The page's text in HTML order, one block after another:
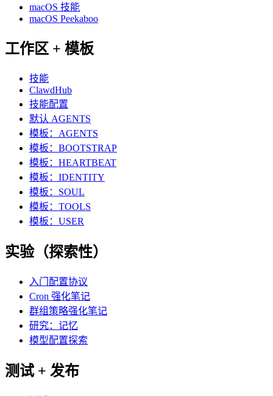
macOS 技能
macOS Peekaboo
工作区 + 模板
技能
ClawdHub
技能配置
默认 AGENTS
模板：AGENTS
模板：BOOTSTRAP
模板：HEARTBEAT
模板：IDENTITY
模板：SOUL
模板：TOOLS
模板：USER
实验（探索性）
入门配置协议
Cron 强化笔记
群组策略强化笔记
研究：记忆
模型配置探索
测试 + 发布